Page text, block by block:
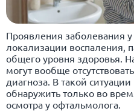
Проявления заболевания у
локализации воспаления,
общего уровня здоровья.
могут вообще
диагноза. В такой
обнаружить только во
осмотра у офтальмолога.